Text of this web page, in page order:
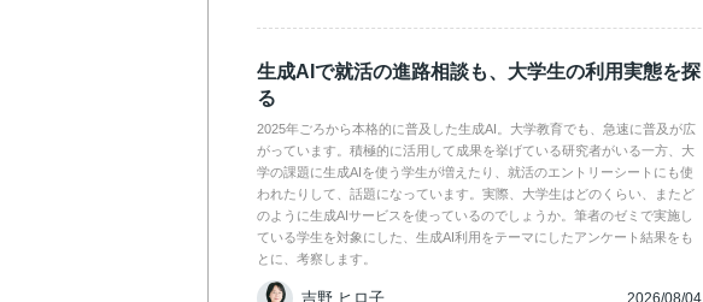
生成AIで就活の進路相談も、大学生の利用実態を探
る
2025年ごろから本格的に普及した生成AI。大学教育でも、急速に普及が広
がっています。積極的に活用して成果を挙げている研究者がいる一方、大
学の課題に生成AIを使う学生が増えたり、就活のエントリーシートにも使
われたりして、話題になっています。実際、大学生はどのくらい、またど
のように生成AIサービスを使っているのでしょうか。筆者のゼミで実施し
ている学生を対象にした、生成AI利用をテーマにしたアンケート結果をも
とに、考察します。
吉野 ヒロ子 2026/08/04